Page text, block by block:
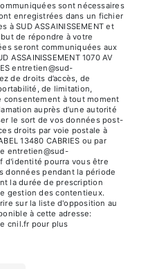
sont nécessaires
enregistrées dans un fichier
SUD ASSAINISSEMENT et
de répondre à votre
seront communiquées aux
ASSAINISSEMENT 1070 AV
entretien@sud-
de droits d’accès, de
de limitation,
consentement à tout moment
auprès d’une autorité
le sort de vos données post-
droits par voie postale à
13480 CABRIES ou par
entretien@sud-
d'identité pourra vous être
données pendant la période
la durée de prescription
gestion des contentieux.
sur la liste d'opposition au
à cette adresse:
cnil.fr pour plus